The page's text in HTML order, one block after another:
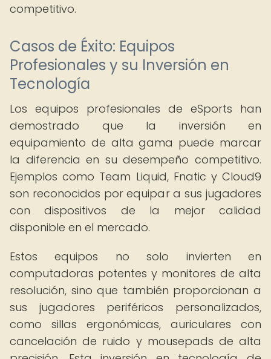
competitivo.
Casos de Éxito: Equipos
Profesionales y su Inversión en
Tecnología
Los equipos profesionales de eSports han
demostrado que la inversión en
equipamiento de alta gama puede marcar
la diferencia en su desempeño competitivo.
Ejemplos como Team Liquid, Fnatic y Cloud9
son reconocidos por equipar a sus jugadores
con dispositivos de la mejor calidad
disponible en el mercado.
Estos equipos no solo invierten en
computadoras potentes y monitores de alta
resolución, sino que también proporcionan a
sus jugadores periféricos personalizados,
como sillas ergonómicas, auriculares con
cancelación de ruido y mousepads de alta